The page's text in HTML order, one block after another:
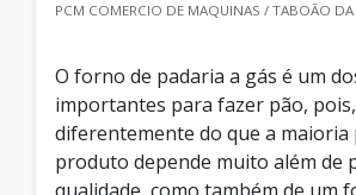
PCM COMERCIO DE MAQUINAS / TABOÃO DA
O forno de padaria a gás é um
importantes para fazer pão, pois,
diferentemente do que a maioria
produto depende muito além de